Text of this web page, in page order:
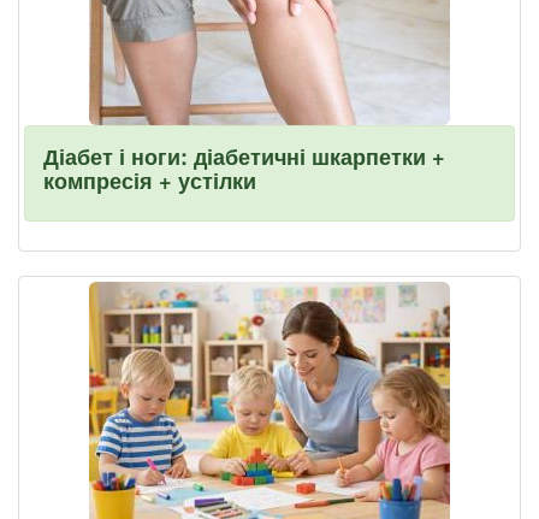
Діабет і ноги: діабетичні шкарпетки +
компресія + устілки